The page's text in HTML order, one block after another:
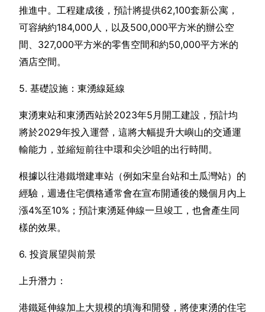
推進中。工程建成後，預計將提供62,100套新公寓，
可容納約184,000人，以及500,000平方米的辦公空
間、327,000平方米的零售空間和約50,000平方米的
酒店空間。
5. 基礎設施：東湧線延線
東湧東站和東湧西站於2023年5月開工建設，預計均
將於2029年投入運營，這將大幅提升大嶼山的交通運
輸能力，並縮短前往中環和尖沙咀的出行時間。
根據以往港鐵增建車站（例如宋皇台站和土瓜灣站）的
經驗，週邊住宅價格通常會在宣布開通後的幾個月內上
漲4%至10%；預計東湧延伸線一旦竣工，也會產生同
樣的效果。
6. 投資展望與前景
上升潛力：
港鐵延伸線加上大規模的填海和開發，將使東湧的住宅